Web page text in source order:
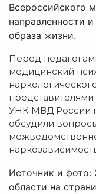
Всероссийского
направленности
образа жизни.
Перед
медицинский
УНК МВД России
обсудили
Источник и фото:
области на